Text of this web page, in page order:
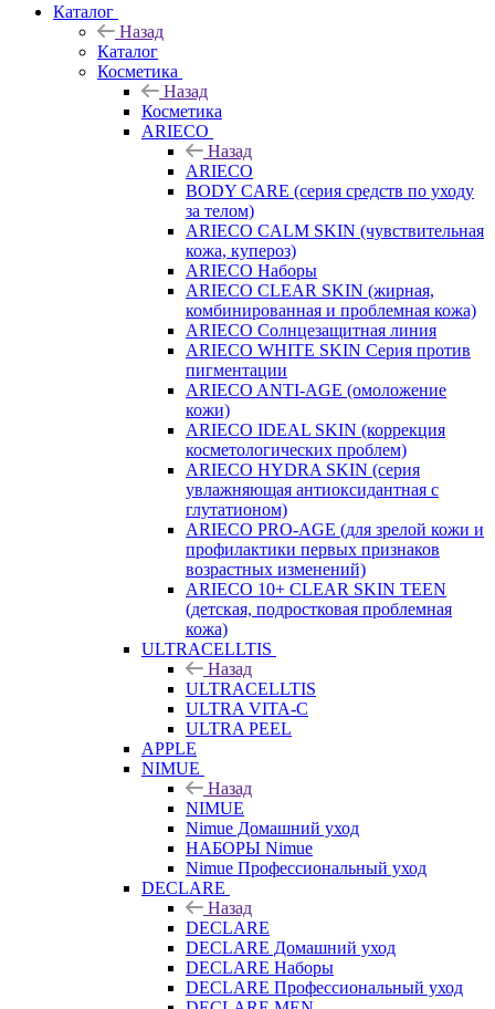
Каталог
Назад
Каталог
Косметика
Назад
Косметика
ARIECO
Назад
ARIECO
BODY CARE (серия средств по уходу
за телом)
ARIECO CALM SKIN (чувствительная
кожа, купероз)
ARIECO Наборы
ARIECO CLEAR SKIN (жирная,
комбинированная и проблемная кожа)
ARIECO Солнцезащитная линия
ARIECO WHITE SKIN Серия против
пигментации
ARIECO ANTI-AGE (омоложение
кожи)
ARIECO IDEAL SKIN (коррекция
косметологических проблем)
ARIECO HYDRA SKIN (серия
увлажняющая антиоксидантная с
глутатионом)
ARIECO PRO-AGE (для зрелой кожи и
профилактики первых признаков
возрастных изменений)
ARIECO 10+ CLEAR SKIN TEEN
(детская, подростковая проблемная
кожа)
ULTRACELLTIS
Назад
ULTRACELLTIS
ULTRA VITA-C
ULTRA PEEL
APPLE
NIMUE
Назад
NIMUE
Nimue Домашний уход
НАБОРЫ Nimue
Nimue Профессиональный уход
DECLARE
Назад
DECLARE
DECLARE Домашний уход
DECLARE Наборы
DECLARE Профессиональный уход